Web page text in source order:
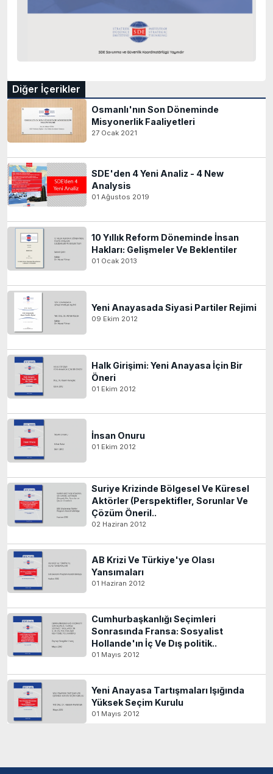
Diğer İçerikler
Osmanlı'nın Son Döneminde
Misyonerlik Faaliyetleri
27 Ocak 2021
SDE'den 4 Yeni Analiz - 4 New
Analysis
01 Ağustos 2019
10 Yıllık Reform Döneminde İnsan
Hakları: Gelişmeler Ve Beklentiler
01 Ocak 2013
Yeni Anayasada Siyasi Partiler Rejimi
09 Ekim 2012
Halk Girişimi: Yeni Anayasa İçin Bir
Öneri
01 Ekim 2012
İnsan Onuru
01 Ekim 2012
Suriye Krizinde Bölgesel Ve Küresel
Aktörler (Perspektifler, Sorunlar Ve
Çözüm Öneril..
02 Haziran 2012
AB Krizi Ve Türkiye'ye Olası
Yansımaları
01 Haziran 2012
Cumhurbaşkanlığı Seçimleri
Sonrasında Fransa: Sosyalist
Hollande'ın İç Ve Dış politik..
01 Mayıs 2012
Yeni Anayasa Tartışmaları Işığında
Yüksek Seçim Kurulu
01 Mayıs 2012